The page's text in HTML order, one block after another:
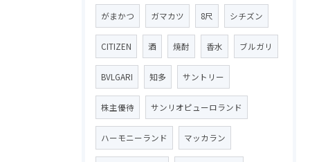
がまかつ ガマカツ 8尺 シチズン
CITIZEN 酒 焼酎 香水 ブルガリ
BVLGARI 知多 サントリー
株主優待 サンリオピューロランド
ハーモニーランド マッカラン